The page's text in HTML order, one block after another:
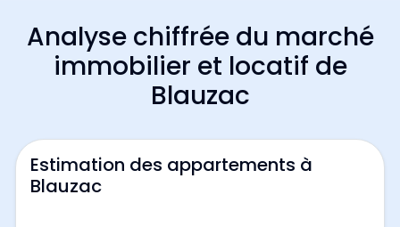
Analyse chiffrée du marché
immobilier et locatif de
Blauzac
Estimation des appartements à
Blauzac